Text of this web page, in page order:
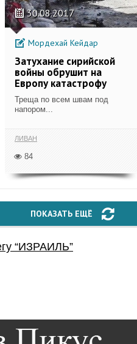
30.08.2017
Мордехай Кейдар
Затухание сирийской
войны обрушит на
Европу катастрофу
Треща по всем швам под
напором...
ЛИВАН
84
ПОКАЗАТЬ ЕЩЁ
“ИЗРАИЛЬ”